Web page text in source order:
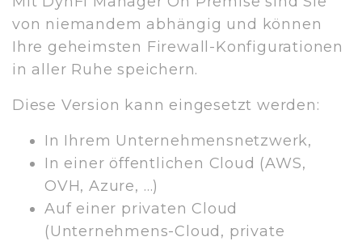
von niemandem abhängig und können
Ihre geheimsten Firewall-Konfigurationen
in aller Ruhe speichern.
Diese Version kann eingesetzt werden:
In Ihrem Unternehmensnetzwerk,
In einer öffentlichen Cloud (AWS,
OVH, Azure, …)
Auf einer privaten Cloud
(Unternehmens-Cloud, private